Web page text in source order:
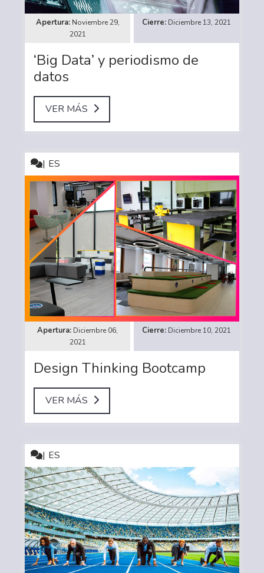
Noviembre 29,
2021
Diciembre 13, 2021
‘Big Data’ y periodismo de
datos
VER MÁS
ES
Diciembre 06,
2021
Diciembre 10, 2021
Design Thinking Bootcamp
VER MÁS
ES